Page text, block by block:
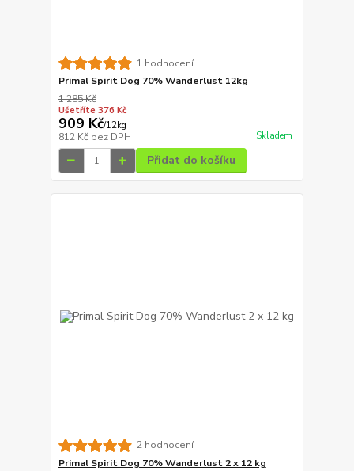
1 hodnocení
Primal Spirit Dog 70% Wanderlust 12kg
1 285 Kč
Ušetříte 376 Kč
909 Kč/12kg
812 Kč bez DPH Skladem
Přidat do košíku
2 hodnocení
Primal Spirit Dog 70% Wanderlust 2 x 12 kg